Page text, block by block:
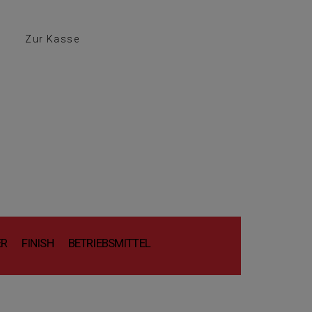
Zur Kasse
FINISH BETRIEBSMITTEL